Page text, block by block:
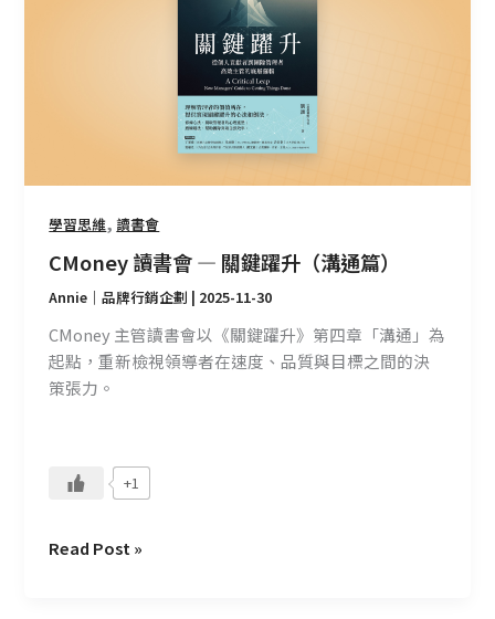
學習思維,讀書會
CMoney 讀書會 — 關鍵躍升（溝通篇）
Annie｜品牌行銷企劃 | 2025-11-30
CMoney 主管讀書會以《關鍵躍升》第四章「溝通」為
起點，重新檢視領導者在速度、品質與目標之間的決
策張力。
+1
（溝
通
篇）
Read Post »